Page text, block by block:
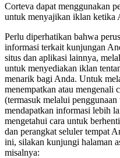
Corteva dapat menggunakan
untuk menyajikan iklan ketika
Perlu diperhatikan bahwa
informasi terkait kunjungan
situs dan aplikasi lainnya,
untuk menyediakan iklan
menarik bagi Anda. Untuk
menempatkan atau
(termasuk melalui
mendapatkan informasi lebih
mengetahui cara untuk
dan perangkat seluler tempat
ini, silakan kunjungi halaman
misalnya: